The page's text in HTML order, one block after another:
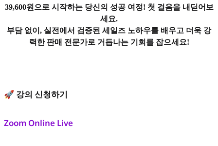
39,600원으로 시작하는 당신의 성공 여정! 첫 걸음을 내딛어보
세요.
부담 없이, 실전에서 검증된 세일즈 노하우를 배우고 더욱 강
력한 판매 전문가로 거듭나는 기회를 잡으세요!
🚀 강의 신청하기
Zoom Online Live